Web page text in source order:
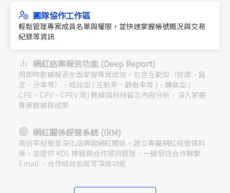
團隊協作工作區
輕鬆管理專案成員名單與權限，並快速掌握帳號概況與交易
紀錄等資訊
網紅結案報告功能 (Deep Report)
用即時數據報表全面掌握專案成效，包含互動型（按讚、留
言、分享等）、成效型 ( 互動率、觀看率等 )、轉換型 (
CPE、CPV、CPEV 等) 數據與粉絲留言內容分析，深入掌握
專案數據與成果
網紅關係經營系統 (IRM)
高效率經營並深化品牌與網紅關係，建立專屬網紅經營資料
庫，並提供 KOL 標籤與合作資訊管理、一鍵發送合作聯繫
Email 、合作成效追蹤等深度功能